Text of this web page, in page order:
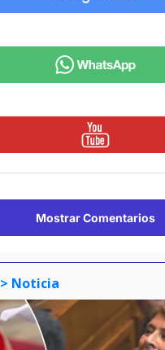
Mostrar Comentarios
> Noticia